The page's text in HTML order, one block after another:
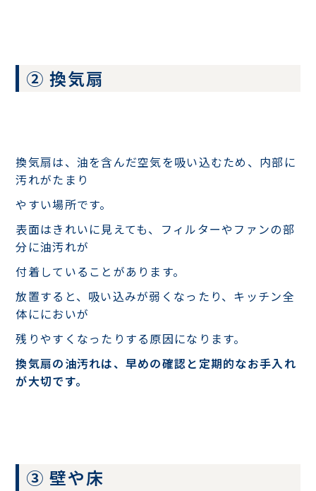
② 換気扇
換気扇は、油を含んだ空気を吸い込むため、内部に
汚れがたまり
やすい場所です。
表面はきれいに見えても、フィルターやファンの部
分に油汚れが
付着していることがあります。
放置すると、吸い込みが弱くなったり、キッチン全
体ににおいが
残りやすくなったりする原因になります。
換気扇の油汚れは、早めの確認と定期的なお手入れ
が大切です。
③ 壁や床